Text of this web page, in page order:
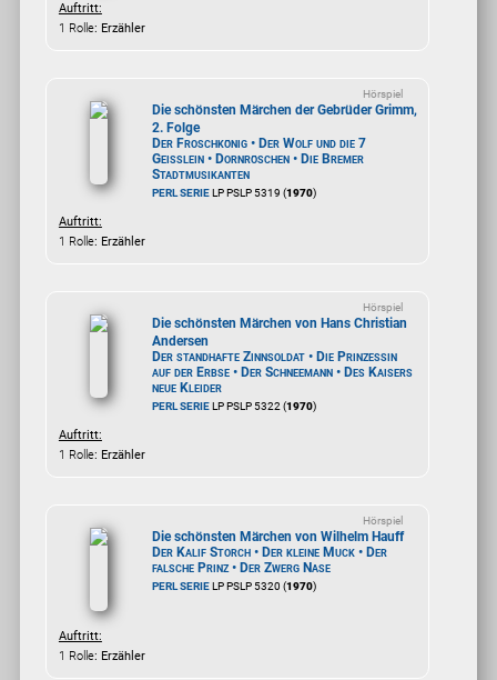
Auftritt:
1 Rolle: Erzähler
Hörspiel
Die schönsten Märchen der Gebrüder Grimm,
2. Folge
Der Froschkönig • Der Wolf und die 7
Geißlein • Dornröschen • Die Bremer
Stadtmusikanten
PERL SERIELP PSLP 5319 (1970)
Auftritt:
1 Rolle: Erzähler
Hörspiel
Die schönsten Märchen von Hans Christian
Andersen
Der standhafte Zinnsoldat • Die Prinzessin
auf der Erbse • Der Schneemann • Des Kaisers
neue Kleider
PERL SERIELP PSLP 5322 (1970)
Auftritt:
1 Rolle: Erzähler
Hörspiel
Die schönsten Märchen von Wilhelm Hauff
Der Kalif Storch • Der kleine Muck • Der
falsche Prinz • Der Zwerg Nase
PERL SERIELP PSLP 5320 (1970)
Auftritt:
1 Rolle: Erzähler